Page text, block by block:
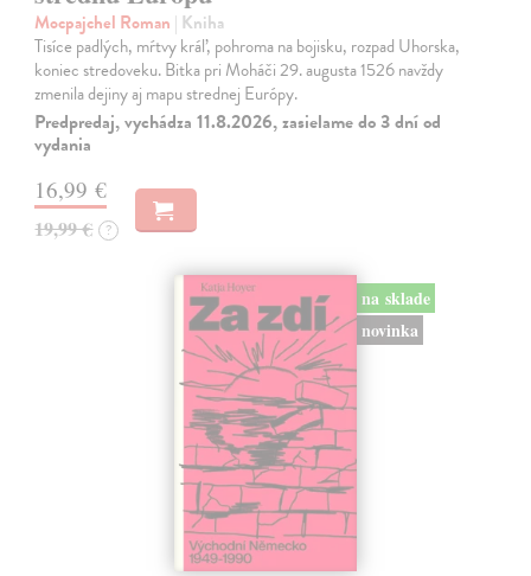
Mocpajchel Roman | Kniha
Tisíce padlých, mŕtvy kráľ, pohroma na bojisku, rozpad Uhorska,
koniec stredoveku. Bitka pri Moháči 29. augusta 1526 navždy
zmenila dejiny aj mapu strednej Európy.
Predpredaj, vychádza 11.8.2026, zasielame do 3 dní od
vydania
16,99 €
19,99 € ?
na sklade
novinka